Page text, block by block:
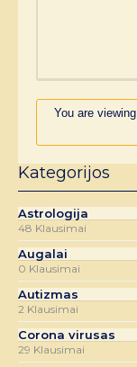
You are
Kategorijos
Astrologija
48 Klausimai
Augalai
0 Klausimai
Autizmas
2 Klausimai
Corona virusas
29 Klausimai